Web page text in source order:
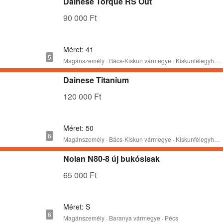
90 000 Ft
Méret: 41
Dainese Titanium
120 000 Ft
Méret: 50
Nolan N80-8 új bukósisak
65 000 Ft
Méret: S
Magánszemély · Baranya vármegye · Pécs